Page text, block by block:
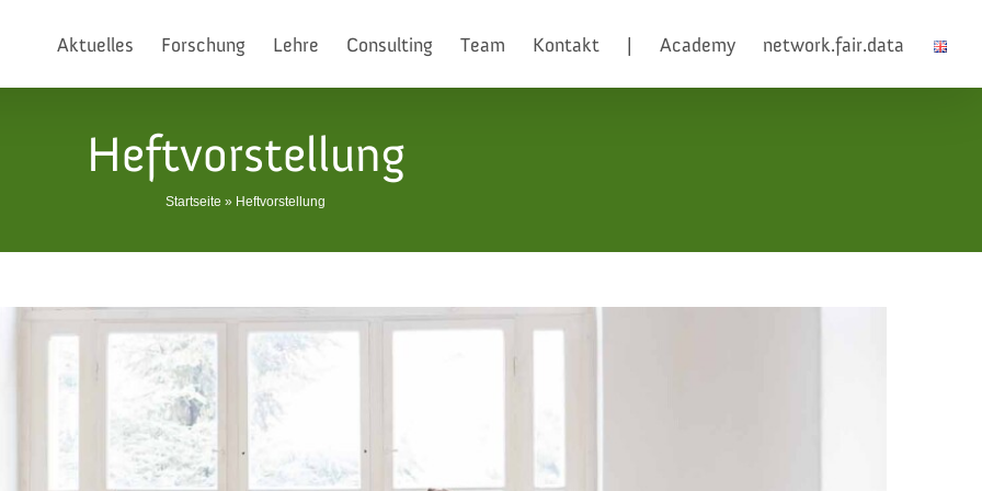
Aktuelles Forschung Lehre Consulting Team Kontakt Academy network.fair.data
Heftvorstellung
Startseite » Heftvorstellung